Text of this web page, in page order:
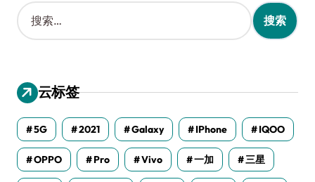
搜
索
：
云标签
5G 2021 Galaxy IPhone IQOO
OPPO Pro Vivo 一加 三星